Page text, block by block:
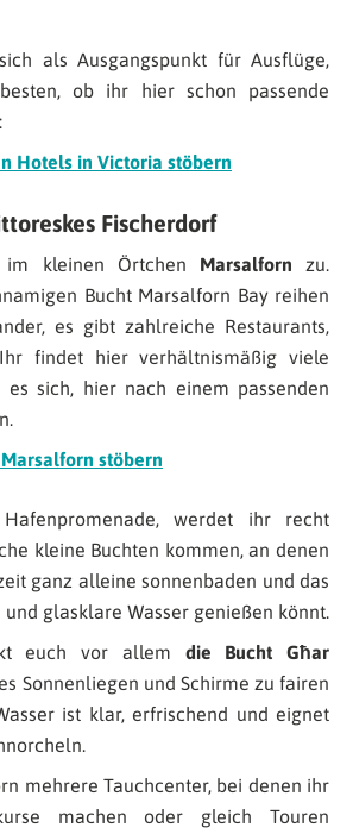
als Ausgangspunkt für Ausflüge,
ob ihr hier schon passende
Hotels in Victoria stöbern
Fischerdorf
kleinen Örtchen Marsalforn zu.
Bucht Marsalforn Bay reihen
es gibt zahlreiche Restaurants,
findet hier verhältnismäßig viele
sich, hier nach einem passenden
stöbern
werdet ihr recht
kleine Buchten kommen, an denen
ganz alleine sonnenbaden und das
glasklare Wasser genießen könnt.
euch vor allem die Bucht Għar
Sonnenliegen und Schirme zu fairen
ist klar, erfrischend und eignet
mehrere Tauchcenter, bei denen ihr
machen oder gleich Touren